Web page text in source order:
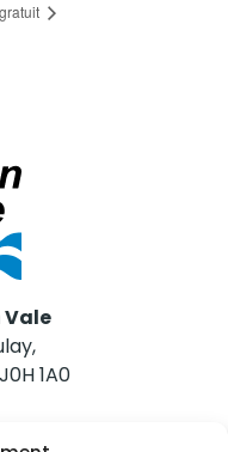
Vale
1A0